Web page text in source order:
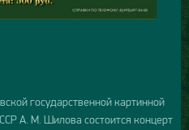
государственной картинной
А. М. Шилова состоится концерт